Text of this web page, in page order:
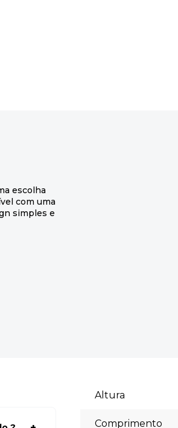
escolha
com uma
simples e
Altura
Comprimento